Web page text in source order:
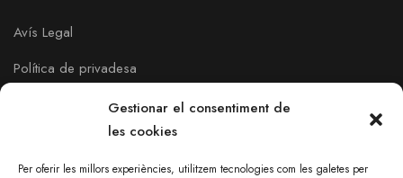
Gestionar el consentiment de
les cookies
Per oferir les millors experiències, utilitzem tecnologies com les galetes per
Avís Legal
Política de privadesa
Política de Cookies